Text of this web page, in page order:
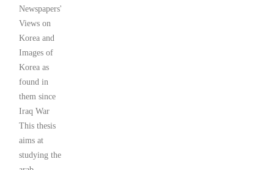
Newspapers'
Views on
Korea and
Images of
Korea as
found in
them since
Iraq War
This thesis
aims at
studying the